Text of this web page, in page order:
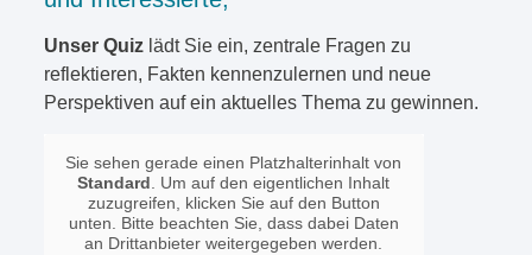
Unser Quizlädt Sie ein, zentrale Fragen zu
reflektieren, Fakten kennenzulernen und neue
Perspektiven auf ein aktuelles Thema zu gewinnen.
Sie sehen gerade einen Platzhalterinhalt von
Standard . Um auf den eigentlichen Inhalt
zuzugreifen, klicken Sie auf den Button
unten. Bitte beachten Sie, dass dabei Daten
an Drittanbieter weitergegeben werden.